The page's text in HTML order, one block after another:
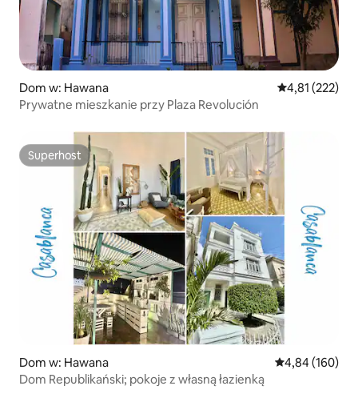
Dom w: Hawana Średnia
4,81 (222)
Prywatne mieszkanie przy Plaza Revolución
Superhost
Superhost
Dom w: Hawana Średnia
4,84 (160)
Dom Republikański; pokoje z własną łazienką